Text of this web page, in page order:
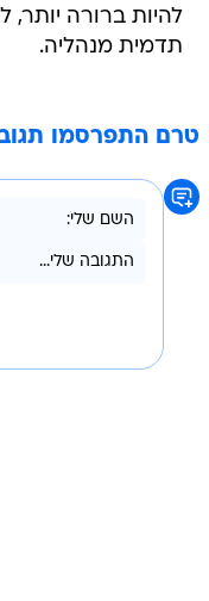
להיות ברורה יותר,
תדמית מנהליה.
טרם התפרסמו